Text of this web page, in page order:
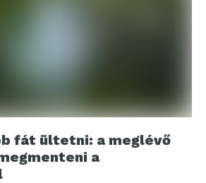
fát ültetni: a meglévő
a